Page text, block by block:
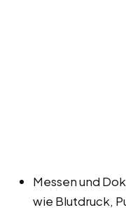
Messen und
wie Blutdruck,